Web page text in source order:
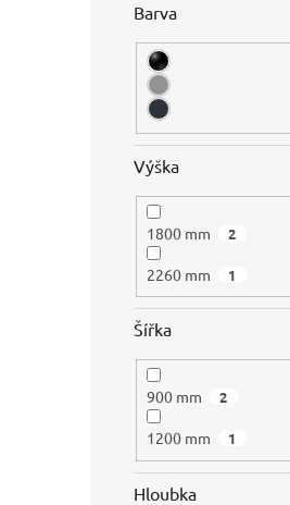
Barva
Výška
1800 mm 2
2260 mm 1
Šířka
900 mm 2
1200 mm 1
Hloubka